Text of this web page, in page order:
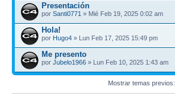
Presentación
por Santi0771 » Mié Feb 19, 2025 0:02 am
Hola!
por Hugo4 » Lun Feb 17, 2025 15:49 pm
Me presento
por Jubelo1966 » Lun Feb 10, 2025 1:43 am
Mostrar temas previos: